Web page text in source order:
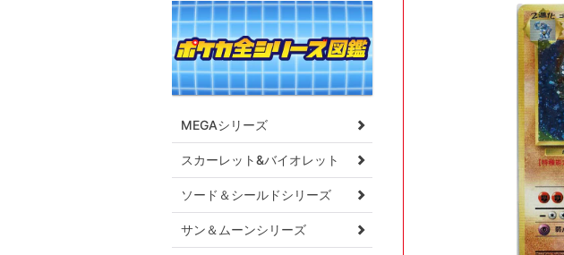
MEGAシリーズ
スカーレット&バイオレット
ソード＆シールドシリーズ
サン＆ムーンシリーズ